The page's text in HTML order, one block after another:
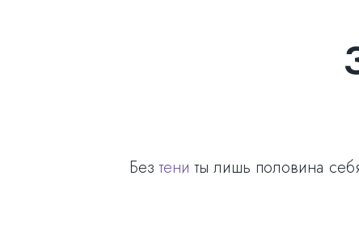
Безтени ты лишь половина